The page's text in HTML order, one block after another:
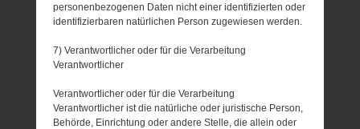
personenbezogenen Daten nicht einer identifizierten oder
identifizierbaren natürlichen Person zugewiesen werden.
7) Verantwortlicher oder für die Verarbeitung
Verantwortlicher
Verantwortlicher oder für die Verarbeitung
Verantwortlicher ist die natürliche oder juristische Person,
Behörde, Einrichtung oder andere Stelle, die allein oder